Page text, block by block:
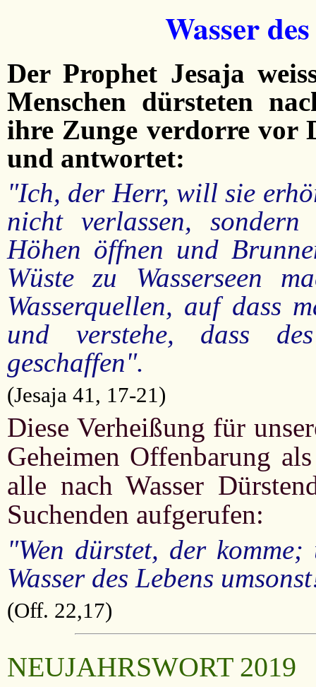
Wasser
Der Prophet Jesaja
Menschen dürsteten
ihre Zunge verdorre vor
und antwortet:
"Ich, der Herr, will sie
nicht verlassen,
Höhen öffnen und
Wüste zu Wasserseen
Wasserquellen, auf dass
und verstehe, dass
geschaffen".
(Jesaja 41, 17-21)
Diese Verheißung für
Geheimen Offenbarung
alle nach Wasser
Suchenden aufgerufen:
"Wen dürstet, der
Wasser des Lebens
(Off. 22,17)
NEUJAHRSWORT 2019